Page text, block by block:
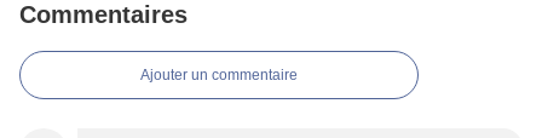
Commentaires
Ajouter un commentaire